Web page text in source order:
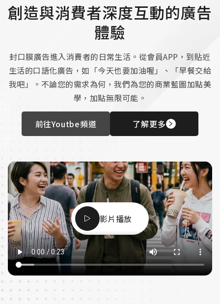
創造與消費者深度互動的廣告
體驗
封口膜廣告進入消費者的日常生活。從會員APP，到貼近
生活的口語化廣告，如「今天也要加油喔」、「早餐交給
我吧」。不論您的需求為何，我們為您的商業藍圖加點美
學，加點無限可能。
前往Youtbe頻道 了解更多
影片播放